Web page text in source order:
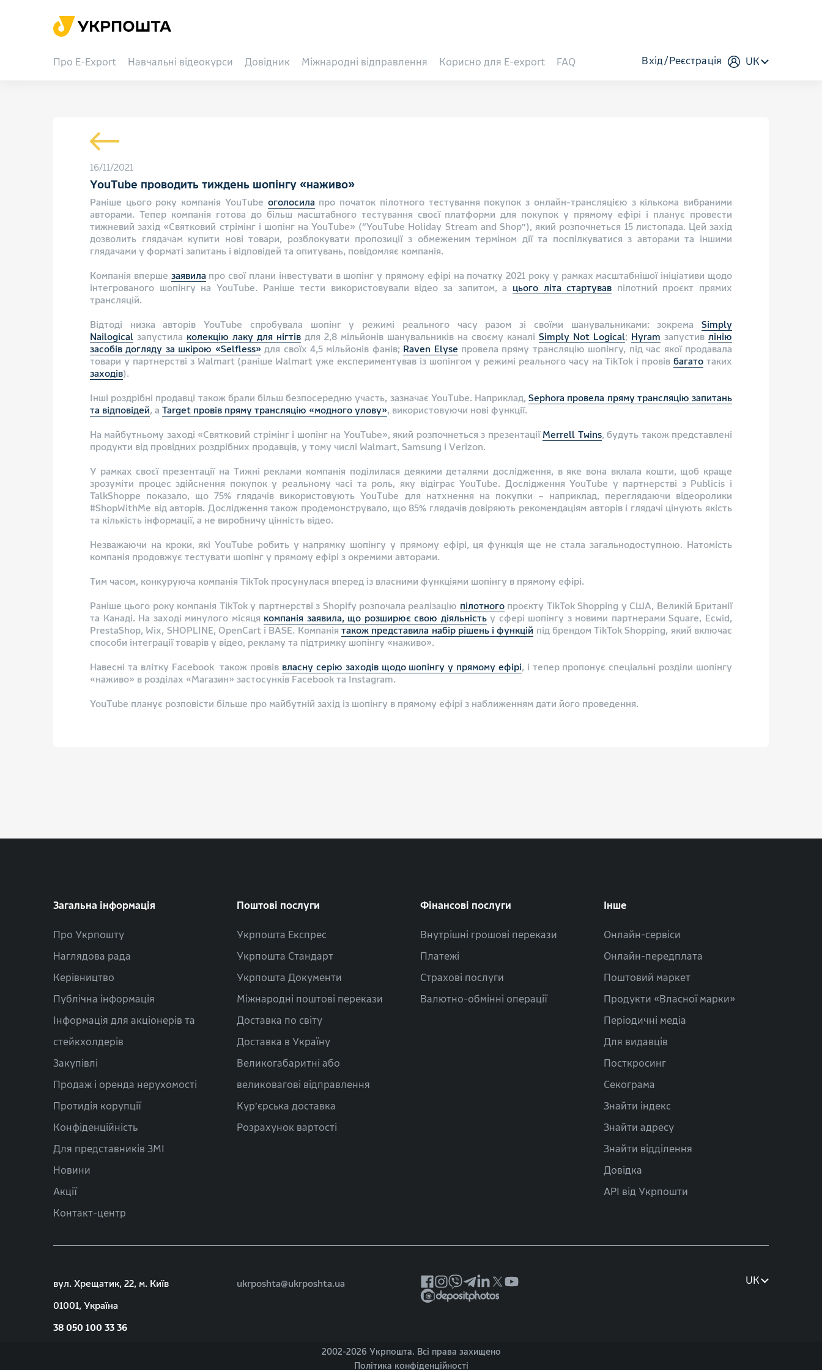
Про E-Export Навчальні відеокурси Довідник Міжнародні відправлення Корисно для E-export FAQ Вхід Реєстрація UK
16/11/2021
YouTube проводить тиждень шопінгу «наживо»
Раніше цього року компанія YouTube оголосила про початок пілотного тестування покупок з онлайн-трансляцією з кількома вибраними
авторами. Тепер компанія готова до більш масштабного тестування своєї платформи для покупок у прямому ефірі і планує провести
тижневий захід «Святковий стрімінг і шопінг на YouTube» (“YouTube Holiday Stream and Shop”), який розпочнеться 15 листопада. Цей захід
дозволить глядачам купити нові товари, розблокувати пропозиції з обмеженим терміном дії та поспілкуватися з авторами та іншими
глядачами у форматі запитань і відповідей та опитувань, повідомляє компанія.
Компанія вперше заявила про свої плани інвестувати в шопінг у прямому ефірі на початку 2021 року у рамках масштабнішої ініціативи щодо
інтегрованого шопінгу на YouTube. Раніше тести використовували відео за запитом, а цього літа стартував пілотний проєкт прямих
трансляцій.
Відтоді низка авторів YouTube спробувала шопінг у режимі реального часу разом зі своїми шанувальниками: зокрема Simply
Nailogical запустила колекцію лаку для нігтів для 2,8 мільйонів шанувальників на своєму каналі Simply Not Logical; Hyram запустив лінію
засобів догляду за шкірою «Selfless» для своїх 4,5 мільйонів фанів; Raven Elyse провела пряму трансляцію шопінгу, під час якої продавала
товари у партнерстві з Walmart (раніше Walmart уже експериментував із шопінгом у режимі реального часу на TikTok і провівбагато таких
заходів).
Інші роздрібні продавці також брали більш безпосередню участь, зазначає YouTube. Наприклад,Sephora провела пряму трансляцію запитань
та відповідей, а Target провів пряму трансляцію «модного улову», використовуючи нові функції.
На майбутньому заході «Святковий стрімінг і шопінг на YouTube», який розпочнеться з презентації Merrell Twins, будуть також представлені
продукти від провідних роздрібних продавців, у тому числі Walmart, Samsung і Verizon.
У рамках своєї презентації на Тижні реклами компанія поділилася деякими деталями дослідження, в яке вона вклала кошти, щоб краще
зрозуміти процес здійснення покупок у реальному часі та роль, яку відіграє YouTube. Дослідження YouTube у партнерстві з Publicis і
TalkShoppe показало, що 75% глядачів використовують YouTube для натхнення на покупки – наприклад, переглядаючи відеоролики
#ShopWithMe від авторів. Дослідження також продемонструвало, що 85% глядачів довіряють рекомендаціям авторів і глядачі цінують якість
та кількість інформації, а не виробничу цінність відео.
Незважаючи на кроки, які YouTube робить у напрямку шопінгу у прямому ефірі, ця функція ще не стала загальнодоступною. Натомість
компанія продовжує тестувати шопінг у прямому ефірі з окремими авторами.
Тим часом, конкуруюча компанія TikTok просунулася вперед із власними функціями шопінгу в прямому ефірі.
Раніше цього року компанія TikTok у партнерстві з Shopify розпочала реалізацію пілотногопроєкту TikTok Shopping у США, Великій Британії
та Канаді. На заході минулого місяця компанія заявила, що розширює свою діяльністьу сфері шопінгу з новими партнерами Square, Ecwid,
PrestaShop, Wix, SHOPLINE, OpenCart і BASE. Компанія також представила набір рішень і функцій під брендом TikTok Shopping, який включає
способи інтеграції товарів у відео, рекламу та підтримку шопінгу «наживо».
Навесні та влітку Facebook також провів власну серію заходів щодо шопінгу у прямому ефірі, і тепер пропонує спеціальні розділи шопінгу
«наживо» в розділах «Магазин» застосунків Facebook та Instagram.
YouTube планує розповісти більше про майбутній захід із шопінгу в прямому ефірі з наближенням дати його проведення.
Загальна інформація
Про Укрпошту
Наглядова рада
Керівництво
Публічна інформація
Інформація для акціонерів та
стейкхолдерів
Закупівлі
Продаж і оренда нерухомості
Протидія корупції
Конфіденційність
Для представників ЗМІ
Новини
Акції
Контакт-центр
Поштові послуги
Укрпошта Експрес
Укрпошта Стандарт
Укрпошта Документи
Міжнародні поштові перекази
Доставка по світу
Доставка в Україну
Великогабаритні або
великовагові відправлення
Кур’єрська доставка
Розрахунок вартості
Фінансові послуги
Внутрішні грошові перекази
Платежі
Страхові послуги
Валютно-обмінні операції
Інше
Онлайн-сервіси
Онлайн-передплата
Поштовий маркет
Продукти «Власної марки»
Періодичні медіа
Для видавців
Посткросинг
Секограма
Знайти індекс
Знайти адресу
Знайти відділення
Довідка
API від Укрпошти
вул. Хрещатик, 22, м. Київ
01001, Україна
38 050 100 33 36
ukrposhta@ukrposhta.ua UK
2002-2026 Укрпошта. Всі права захищено
Політика конфіденційності